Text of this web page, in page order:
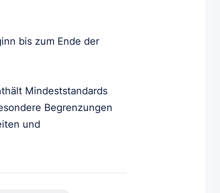
bis zum Ende der
Mindeststandards
Begrenzungen
und